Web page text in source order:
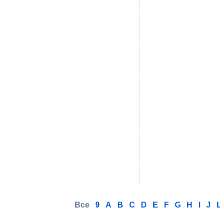
Все 9 A B C D E F G H J